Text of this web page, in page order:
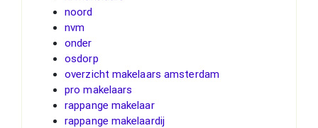
noord
nvm
onder
osdorp
overzicht makelaars amsterdam
pro makelaars
rappange makelaar
rappange makelaardij